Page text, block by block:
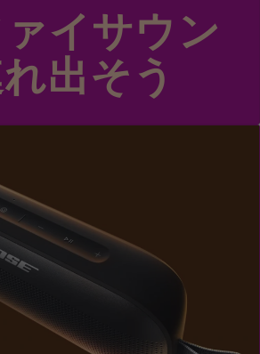
イサウン
出そう